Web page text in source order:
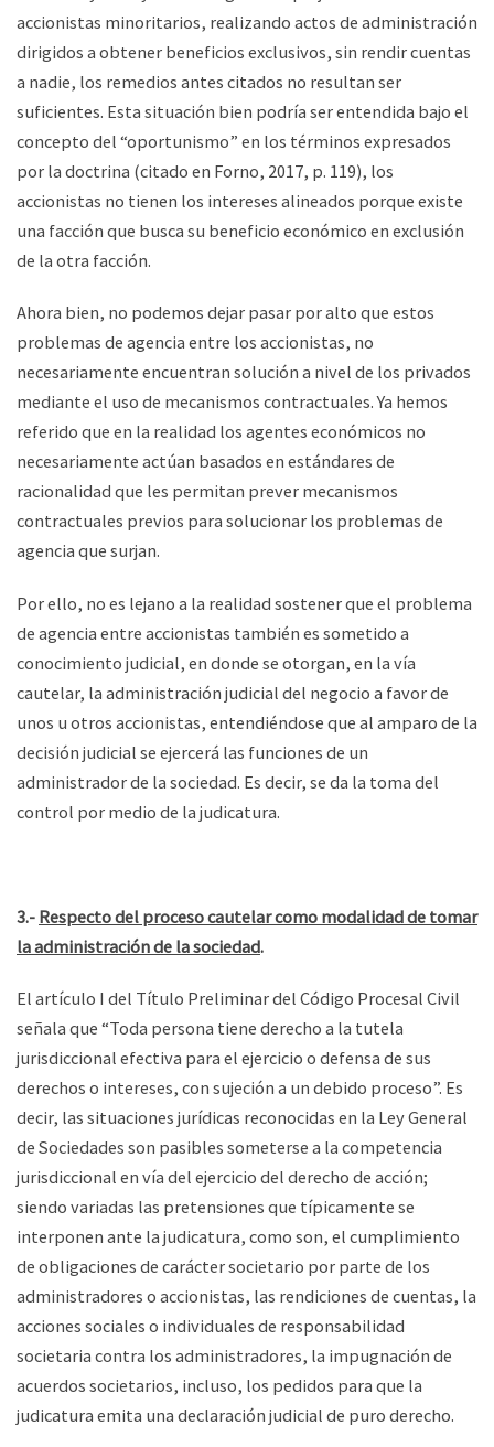
accionistas minoritarios, realizando actos de administración
dirigidos a obtener beneficios exclusivos, sin rendir cuentas
a nadie, los remedios antes citados no resultan ser
suficientes. Esta situación bien podría ser entendida bajo el
concepto del “oportunismo” en los términos expresados
por la doctrina (citado en Forno, 2017, p. 119), los
accionistas no tienen los intereses alineados porque existe
una facción que busca su beneficio económico en exclusión
de la otra facción.
Ahora bien, no podemos dejar pasar por alto que estos
problemas de agencia entre los accionistas, no
necesariamente encuentran solución a nivel de los privados
mediante el uso de mecanismos contractuales. Ya hemos
referido que en la realidad los agentes económicos no
necesariamente actúan basados en estándares de
racionalidad que les permitan prever mecanismos
contractuales previos para solucionar los problemas de
agencia que surjan.
Por ello, no es lejano a la realidad sostener que el problema
de agencia entre accionistas también es sometido a
conocimiento judicial, en donde se otorgan, en la vía
cautelar, la administración judicial del negocio a favor de
unos u otros accionistas, entendiéndose que al amparo de la
decisión judicial se ejercerá las funciones de un
administrador de la sociedad. Es decir, se da la toma del
control por medio de la judicatura.
3.- Respecto del proceso cautelar como modalidad de tomar
la administración de la sociedad.
El artículo I del Título Preliminar del Código Procesal Civil
señala que “Toda persona tiene derecho a la tutela
jurisdiccional efectiva para el ejercicio o defensa de sus
derechos o intereses, con sujeción a un debido proceso”. Es
decir, las situaciones jurídicas reconocidas en la Ley General
de Sociedades son pasibles someterse a la competencia
jurisdiccional en vía del ejercicio del derecho de acción;
siendo variadas las pretensiones que típicamente se
interponen ante la judicatura, como son, el cumplimiento
de obligaciones de carácter societario por parte de los
administradores o accionistas, las rendiciones de cuentas, la
acciones sociales o individuales de responsabilidad
societaria contra los administradores, la impugnación de
acuerdos societarios, incluso, los pedidos para que la
judicatura emita una declaración judicial de puro derecho.